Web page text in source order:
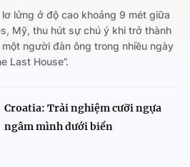
lửng ở độ cao khoảng 9 mét giữa
Mỹ, thu hút sự chú ý khi trở thành
người đàn ông trong nhiều ngày
Last House”.
Croatia: Trải nghiệm cưỡi ngựa
ngâm mình dưới biển